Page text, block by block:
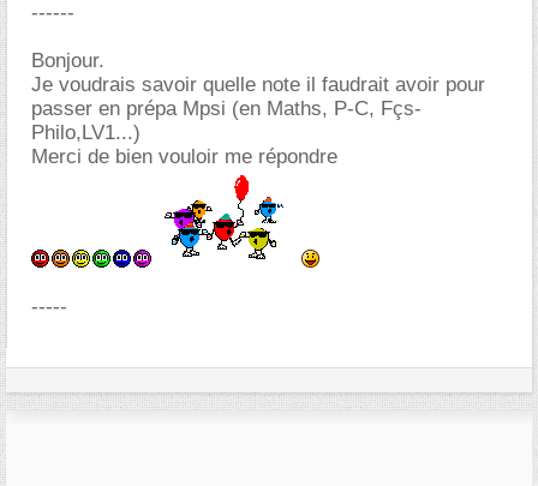
------
Bonjour.
Je voudrais savoir quelle note il faudrait avoir pour
passer en prépa Mpsi (en Maths, P-C, Fçs-
Philo,LV1...)
Merci de bien vouloir me répondre
-----